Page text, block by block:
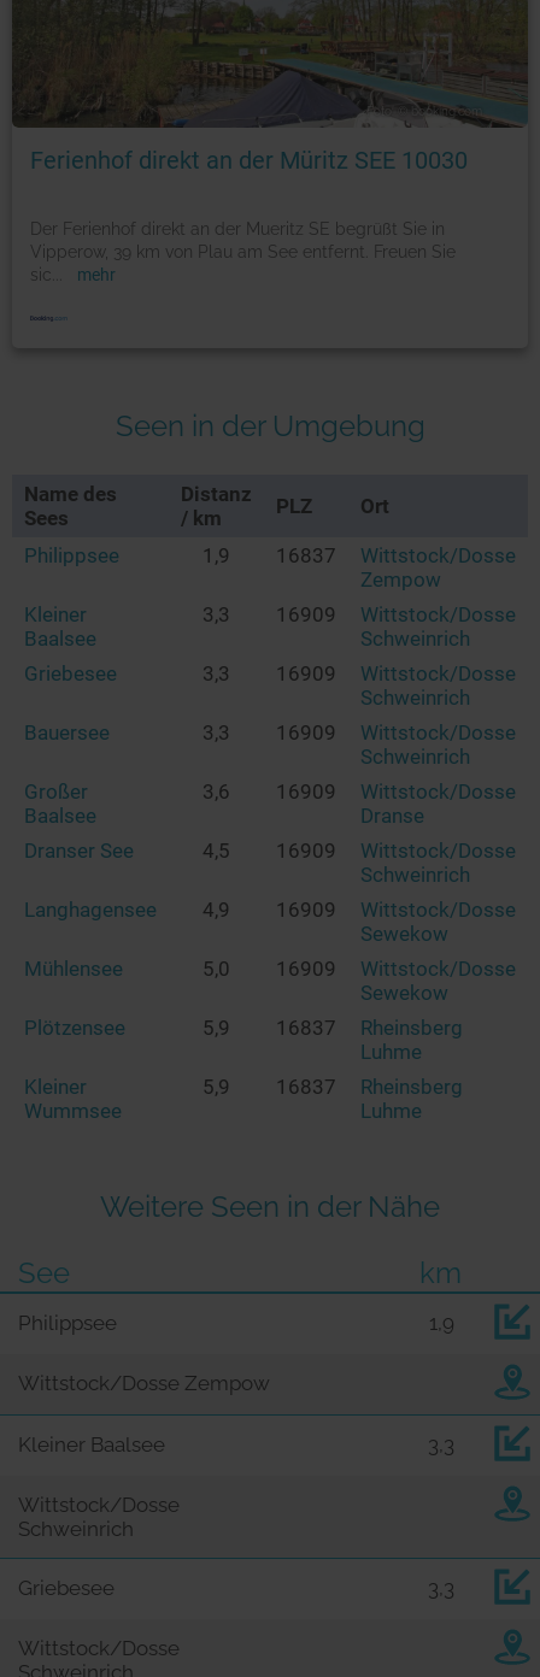
Foto: © booking.com
Ferienhof direkt an der Müritz SEE 10030
Der Ferienhof direkt an der Mueritz SE begrüßt Sie in
Vipperow, 39 km von Plau am See entfernt. Freuen Sie
sic
mehr
Seen in der Umgebung
Name des
Sees
Distanz
/ km
PLZ Ort
Philippsee 1,9 16837
Wittstock/Dosse
Zempow
Kleiner
Baalsee
3,3 16909
Wittstock/Dosse
Schweinrich
Griebesee
3,3 16909
Wittstock/Dosse
Schweinrich
Bauersee
3,3 16909
Wittstock/Dosse
Schweinrich
Großer
Baalsee
3,6 16909
Wittstock/Dosse
Dranse
Dranser See
4,5 16909
Wittstock/Dosse
Schweinrich
Langhagensee
4,9 16909
Wittstock/Dosse
Sewekow
Mühlensee
5,0 16909
Wittstock/Dosse
Sewekow
Plötzensee
5,9 16837
Rheinsberg
Luhme
Kleiner
Wummsee
5,9 16837
Rheinsberg
Luhme
Weitere Seen in der Nähe
See
km
Philippsee 1,9
Wittstock/Dosse Zempow
Kleiner Baalsee 3,3
Wittstock/Dosse
Schweinrich
Griebesee 3,3
Wittstock/Dosse
Schweinrich